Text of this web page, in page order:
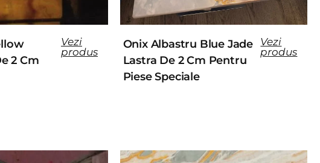
2 Cm
Vezi
produs
Onix Albastru Blue Jade
Lastra De 2 Cm Pentru
Piese Speciale
Vezi
produs